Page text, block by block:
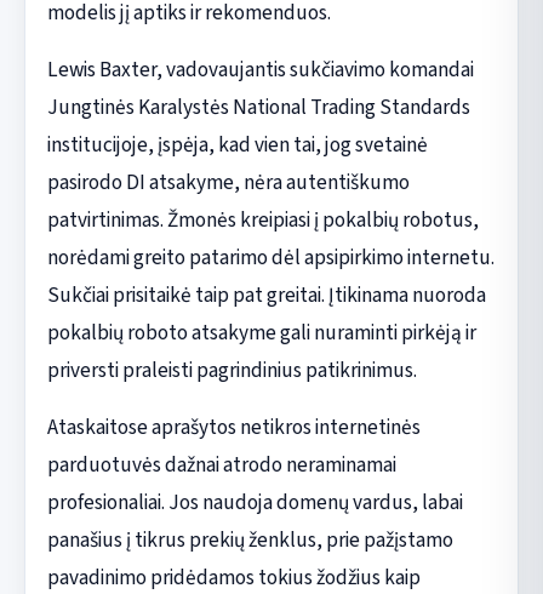
modelis jį aptiks ir rekomenduos.
Lewis Baxter, vadovaujantis sukčiavimo komandai
Jungtinės Karalystės National Trading Standards
institucijoje, įspėja, kad vien tai, jog svetainė
pasirodo DI atsakyme, nėra autentiškumo
patvirtinimas. Žmonės kreipiasi į pokalbių robotus,
norėdami greito patarimo dėl apsipirkimo internetu.
Sukčiai prisitaikė taip pat greitai. Įtikinama nuoroda
pokalbių roboto atsakyme gali nuraminti pirkėją ir
priversti praleisti pagrindinius patikrinimus.
Ataskaitose aprašytos netikros internetinės
parduotuvės dažnai atrodo neraminamai
profesionaliai. Jos naudoja domenų vardus, labai
panašius į tikrus prekių ženklus, prie pažįstamo
pavadinimo pridėdamos tokius žodžius kaip